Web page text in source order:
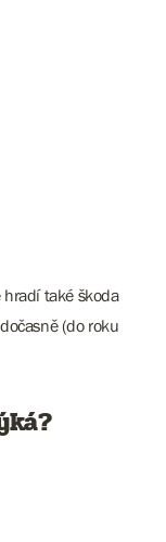
hradí také škoda
(do roku